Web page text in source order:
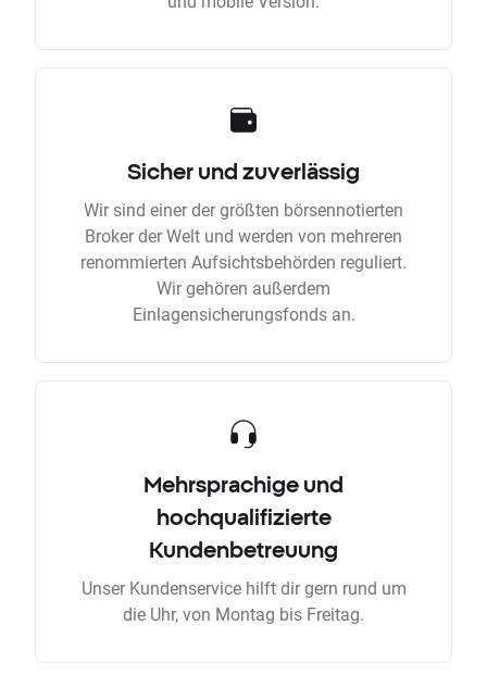
Sicher und zuverlässig
Wir sind einer der größten börsennotierten
Broker der Welt und werden von mehreren
renommierten Aufsichtsbehörden reguliert.
Wir gehören außerdem
Einlagensicherungsfonds an.
Mehrsprachige und
hochqualifizierte
Kundenbetreuung
Unser Kundenservice hilft dir gern rund um
die Uhr, von Montag bis Freitag.